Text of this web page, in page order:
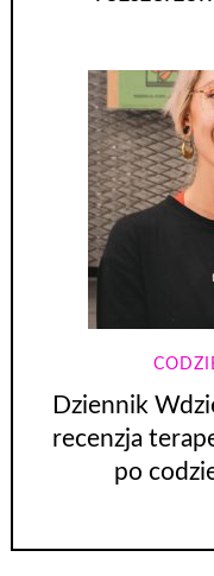
Dziennik
recenzja
po